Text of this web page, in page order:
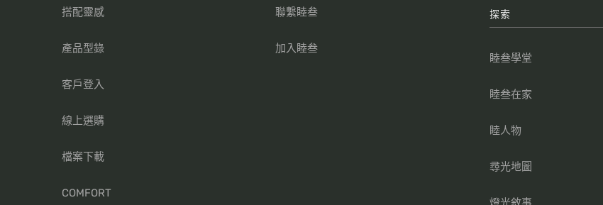
搭配靈感
產品型錄
客戶登入
線上選購
檔案下載
COMFORT
聯繫睦叁
加入睦叁
探索
睦叁學堂
睦叁在家
睦人物
尋光地圖